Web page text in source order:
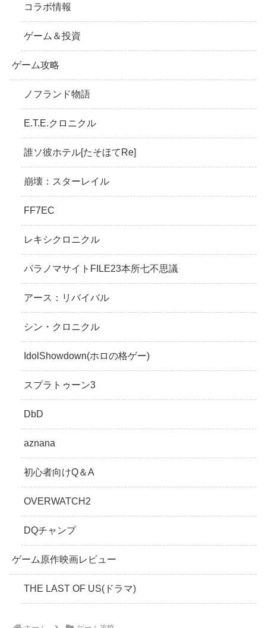
コラボ情報
ゲーム＆投資
ゲーム攻略
ノフランド物語
E.T.E.クロニクル
誰ソ彼ホテル[たそほてRe]
崩壊：スターレイル
FF7EC
レキシクロニクル
パラノマサイトFILE23本所七不思議
アース：リバイバル
シン・クロニクル
IdolShowdown(ホロの格ゲー)
スプラトゥーン3
DbD
aznana
初心者向けQ＆A
OVERWATCH2
DQチャンプ
ゲーム原作映画レビュー
THE LAST OF US(ドラマ)